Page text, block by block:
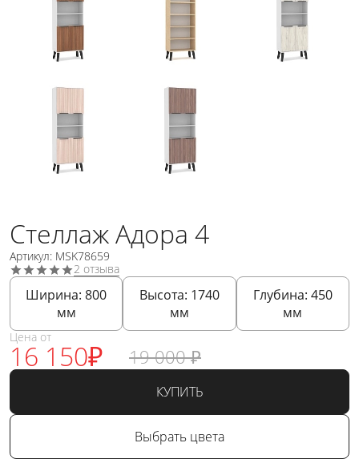
Стеллаж Адора 4
Артикул: MSK78659
2 отзыва
Ширина:800
мм
Высота: 1740
мм
Глубина: 450
мм
Цена от
16 150₽ 19 000 ₽
КУПИТЬ
Выбрать цвета